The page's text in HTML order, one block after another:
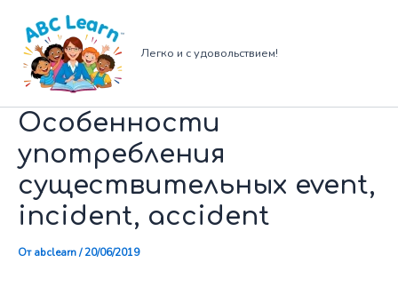
содержимому
Легко и с удовольствием!
Особенности
употребления
существительных event,
incident, accident
Отabclearn/20/06/2019